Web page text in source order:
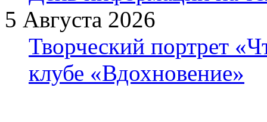
5 Августа 2026
Творческий портрет
клубе «Вдохновение»